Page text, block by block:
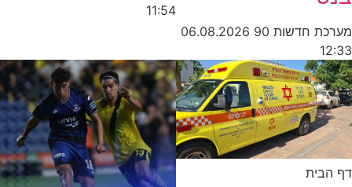
מערכת חדשות 90
06.08.2026
12:33
11:54
דף הבית